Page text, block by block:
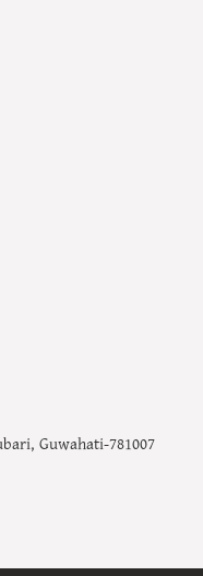
Guwahati-781007